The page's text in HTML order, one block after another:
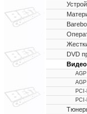
DVD
AGP